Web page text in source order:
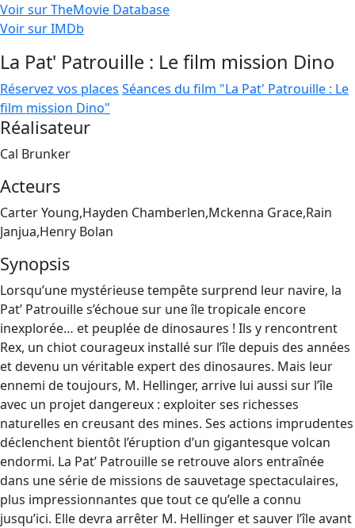
Voir sur TheMovie Database
Voir sur IMDb
La Pat' Patrouille : Le film mission Dino
Réservez vos places Séances du film "La Pat' Patrouille : Le
film mission Dino"
Réalisateur
Cal Brunker
Acteurs
Carter Young,Hayden Chamberlen,Mckenna Grace,Rain
Janjua,Henry Bolan
Synopsis
Lorsqu’une mystérieuse tempête surprend leur navire, la
Pat’ Patrouille s’échoue sur une île tropicale encore
inexplorée… et peuplée de dinosaures ! Ils y rencontrent
Rex, un chiot courageux installé sur l’île depuis des années
et devenu un véritable expert des dinosaures. Mais leur
ennemi de toujours, M. Hellinger, arrive lui aussi sur l’île
avec un projet dangereux : exploiter ses richesses
naturelles en creusant des mines. Ses actions imprudentes
déclenchent bientôt l’éruption d’un gigantesque volcan
endormi. La Pat’ Patrouille se retrouve alors entraînée
dans une série de missions de sauvetage spectaculaires,
plus impressionnantes que tout ce qu’elle a connu
jusqu’ici. Elle devra arrêter M. Hellinger et sauver l’île avant